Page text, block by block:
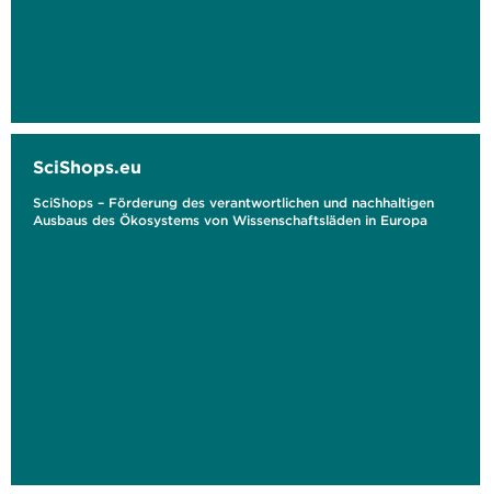
SciShops.eu
SciShops – Förderung des verantwortlichen und nachhaltigen
Ausbaus des Ökosystems von Wissenschaftsläden in Europa